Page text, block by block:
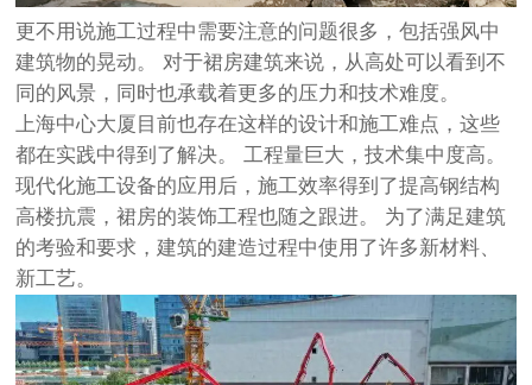
更不用说施工过程中需要注意的问题很多，包括强风中
建筑物的晃动。 对于裙房建筑来说，从高处可以看到不
同的风景，同时也承载着更多的压力和技术难度。
上海中心大厦目前也存在这样的设计和施工难点，这些
都在实践中得到了解决。 工程量巨大，技术集中度高。
现代化施工设备的应用后，施工效率得到了提高钢结构
高楼抗震 ，裙房的装饰工程也随之跟进。 为了满足建筑
的考验和要求，建筑的建造过程中使用了许多新材料、
新工艺。